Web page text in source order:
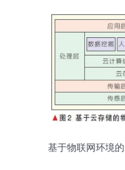
基于物联网环境